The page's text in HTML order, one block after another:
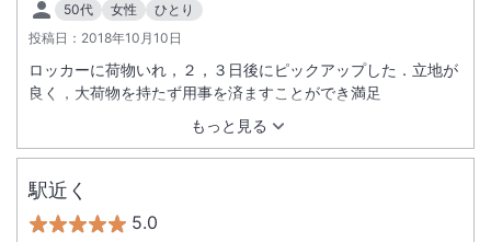
50代 女性
ひとり
投稿日： 2018年10月10日
もっと見る
ロッカーに荷物いれ，２，３日後にピックアップした．立地が
良く，大荷物を持たず用事を済ますことができ満足
駅近く
5.0